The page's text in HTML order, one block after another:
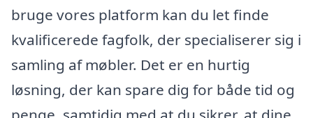
bruge vores platform kan du let finde
kvalificerede fagfolk, der specialiserer sig i
samling af møbler. Det er en hurtig
løsning, der kan spare dig for både tid og